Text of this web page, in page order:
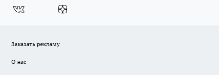
Заказать рекламу
О нас